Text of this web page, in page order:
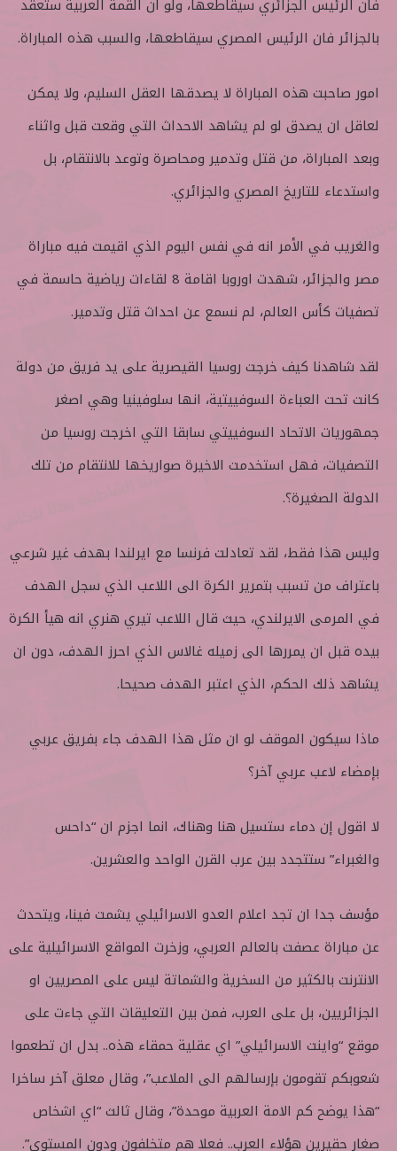
فان الرئيس الجزائري سيقاطعها، ولو ان القمة العربية ستعقد
بالجزائر فان الرئيس المصري سيقاطعها، والسبب هذه المباراة.
امور صاحبت هذه المباراة لا يصدقها العقل السليم، ولا يمكن
لعاقل ان يصدق لو لم يشاهد الاحداث التي وقعت قبل واثناء
وبعد المباراة، من قتل وتدمير ومحاصرة وتوعد بالانتقام، بل
واستدعاء للتاريخ المصري والجزائري.
والغريب في الأمر انه في نفس اليوم الذي اقيمت فيه مباراة
مصر والجزائر، شهدت اوروبا اقامة 8 لقاءات رياضية حاسمة في
تصفيات كأس العالم، لم نسمع عن احداث قتل وتدمير.
لقد شاهدنا كيف خرجت روسيا القيصرية على يد فريق من دولة
كانت تحت العباءة السوفييتية، انها سلوفينيا وهي اصغر
جمهوريات الاتحاد السوفييتي سابقا التي اخرجت روسيا من
التصفيات، فهل استخدمت الاخيرة صواريخها للانتقام من تلك
الدولة الصغيرة؟.
وليس هذا فقط، لقد تعادلت فرنسا مع ايرلندا بهدف غير شرعي
باعتراف من تسبب بتمرير الكرة الى اللاعب الذي سجل الهدف
في المرمى الايرلندي، حيث قال اللاعب تيري هنري انه هيأ الكرة
بيده قبل ان يمررها الى زميله غالاس الذي احرز الهدف، دون ان
يشاهد ذلك الحكم، الذي اعتبر الهدف صحيحا.
ماذا سيكون الموقف لو ان مثل هذا الهدف جاء بفريق عربي
بإمضاء لاعب عربي آخر؟
لا اقول إن دماء ستسيل هنا وهناك، انما اجزم ان “داحس
والغبراء” ستتجدد بين عرب القرن الواحد والعشرين.
مؤسف جدا ان تجد اعلام العدو الاسرائيلي يشمت فينا، ويتحدث
عن مباراة عصفت بالعالم العربي، وزخرت المواقع الاسرائيلية على
الانترنت بالكثير من السخرية والشماتة ليس على المصريين او
الجزائريين، بل على العرب، فمن بين التعليقات التي جاءت على
موقع “واينت الاسرائيلي” اي عقلية حمقاء هذه.. بدل ان تطعموا
شعوبكم تقومون بإرسالهم الى الملاعب”، وقال معلق آخر ساخرا
“هذا يوضح كم الامة العربية موحدة”، وقال ثالث “اي اشخاص
صغار حقيرين هؤلاء العرب.. فعلا هم متخلفون ودون المستوى”.